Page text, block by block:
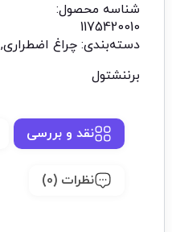
شناسه محصول:
1175420010
دسته‌بندی: چراغ اضطراری,
برننشتول
نقد و بررسی
نظرات (0)